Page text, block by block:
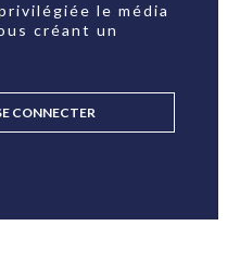
le média
créant un
CONNECTER